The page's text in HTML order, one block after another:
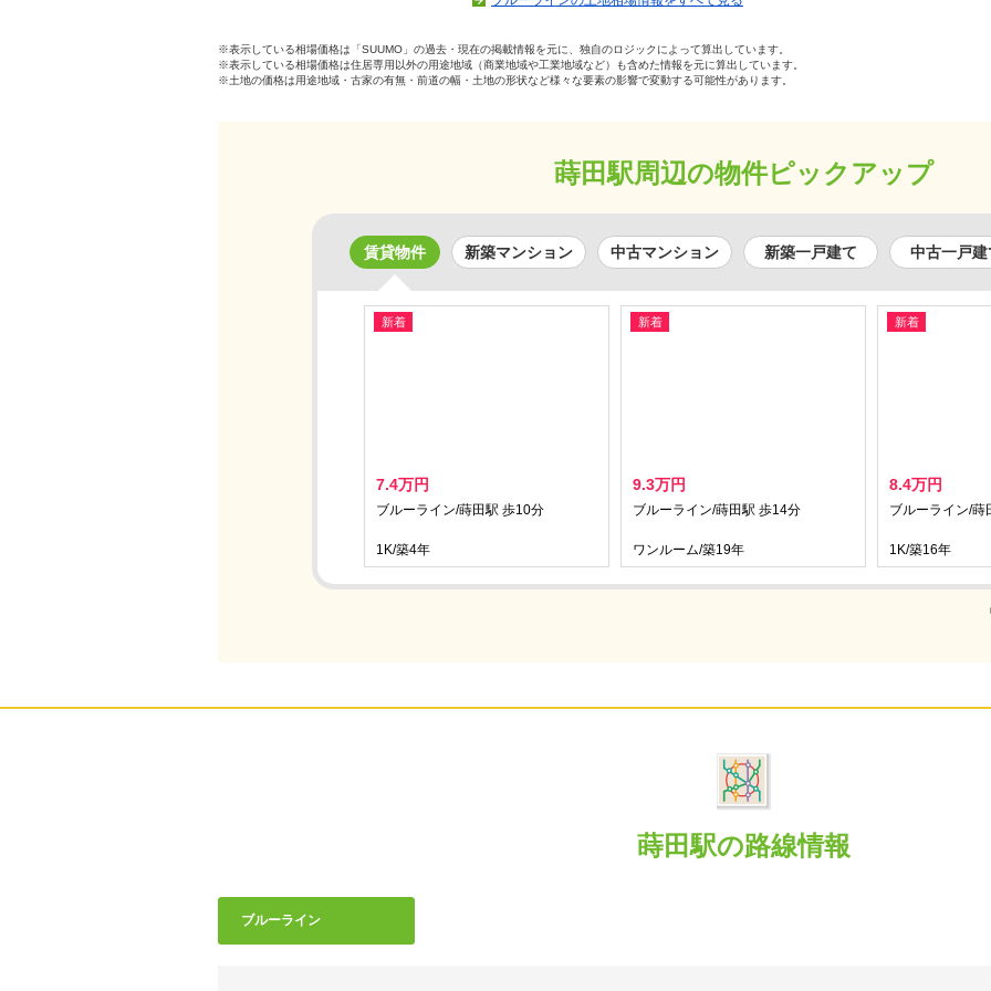
※表示している相場価格は「SUUMO」の過去・現在の掲載情報を元に、独自のロジックによって算出しています。
※表示している相場価格は住居専用以外の用途地域（商業地域や工業地域など）も含めた情報を元に算出しています。
※土地の価格は用途地域・古家の有無・前道の幅・土地の形状など様々な要素の影響で変動する可能性があります。
蒔田駅周辺の物件ピックアップ
賃貸物件 新築マンション 中古マンション 新築一戸建て 中古一戸建
新着
7.4万円
ブルーライン/蒔田駅 歩10分
1K/築4年
新着
9.3万円
ブルーライン/蒔田駅 歩14分
ワンルーム/築19年
新着
8.4万円
ブルーライン/蒔
1K/築16年
蒔田駅の路線情報
ブルーライン